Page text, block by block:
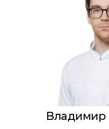
Владимир